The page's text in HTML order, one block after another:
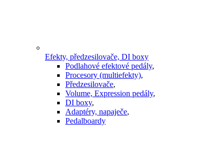
Efekty, předzesilovače, DI boxy
Podlahové efektové pedály,
Procesory (multiefekty),
Předzesilovače,
Volume, Expression pedály,
DI boxy,
Adaptéry, napaječe,
Pedalboardy